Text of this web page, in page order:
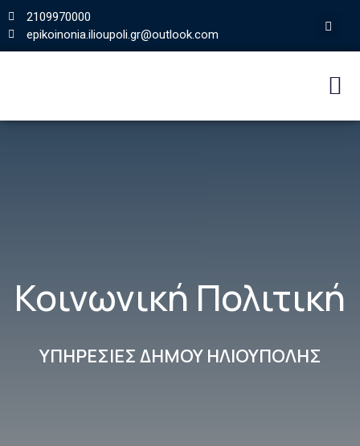
2109970000
epikoinonia.ilioupoli.gr@outlook.com
Κοινωνική Πολιτική
ΥΠΗΡΕΣΙΕΣ ΔΗΜΟΥ ΗΛΙΟΥΠΟΛΗΣ